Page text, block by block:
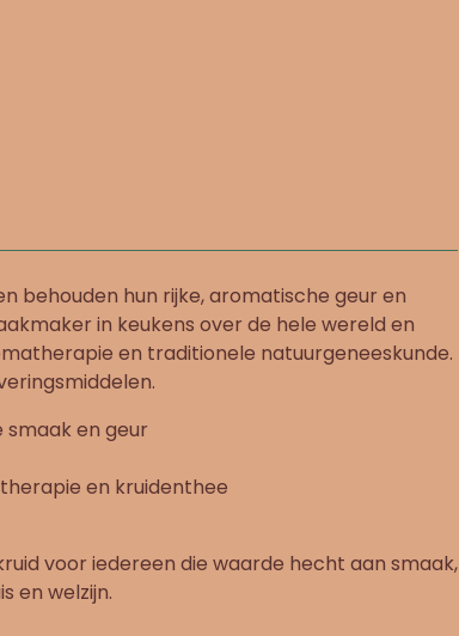
behouden hun rijke, aromatische geur en
in keukens over de hele wereld en
en traditionele natuurgeneeskunde.
smaak en geur
en kruidenthee
voor iedereen die waarde hecht aan smaak,
en welzijn.